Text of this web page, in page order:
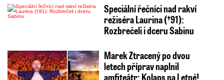
Speciální řečníci nad rakví
režiséra Laurina (†91):
Rozbrečeli i dceru Sabinu
Marek Ztracený po dvou
letech příprav naplnil
amfiteátr: Kolaps na Letné!…